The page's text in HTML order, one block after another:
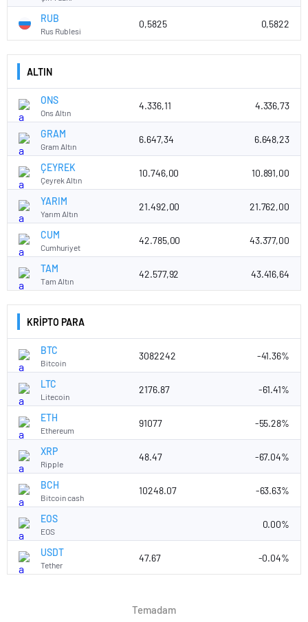
RUB
Rus Rublesi
0,5825 0,5822
ALTIN
ONS
Ons Altın
4.336,11 4.336,73
GRAM
Gram Altın
6.647,34 6.648,23
ÇEYREK
Çeyrek Altın
10.746,00 10.891,00
YARIM
Yarım Altın
21.492,00 21.762,00
CUM
Cumhuriyet
42.785,00 43.377,00
TAM
Tam Altın
42.577,92 43.416,64
KRİPTO PARA
BTC
Bitcoin
3082242 -41.36%
LTC
Litecoin
2176.87 -61.41%
ETH
Ethereum
91077 -55.28%
XRP
Ripple
48.47 -67.04%
BCH
Bitcoin cash
10248.07 -63.63%
EOS
EOS
0.00%
USDT
Tether
47.67 -0.04%
Temadam